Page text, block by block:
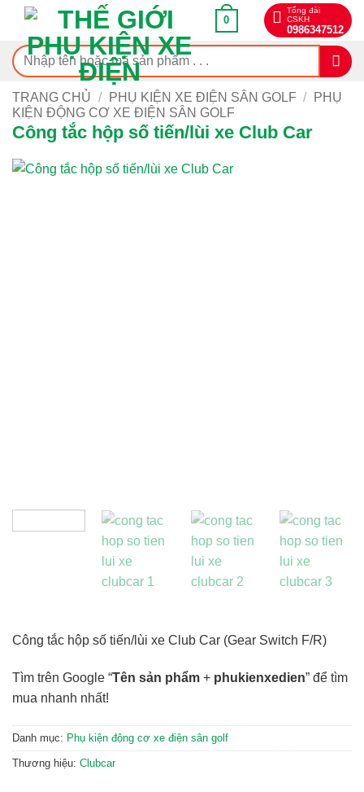
nội
dung
0
Tổng đài
CSKH
0986347512
Tìm
kiếm:
TRANG CHỦ / PHỤ KIỆN XE ĐIỆN SÂN GOLF /
PHỤ
KIỆN ĐỘNG CƠ XE ĐIỆN SÂN GOLF
Công tắc hộp số tiến/lùi xe Club Car
Công tắc hộp số tiến/lùi xe Club Car (Gear Switch F/R)
Tìm trên Google “Tên sản phẩm + phukienxedien” để tìm
mua nhanh nhất!
Danh mục: Phụ kiện động cơ xe điện sân golf
Thương hiệu: Clubcar